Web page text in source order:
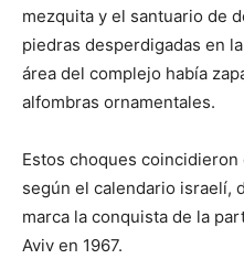
mezquita y el santuario de
piedras desperdigadas en
área del complejo había
alfombras ornamentales.
Estos choques
según el calendario israelí,
marca la conquista de la
Aviv en 1967.